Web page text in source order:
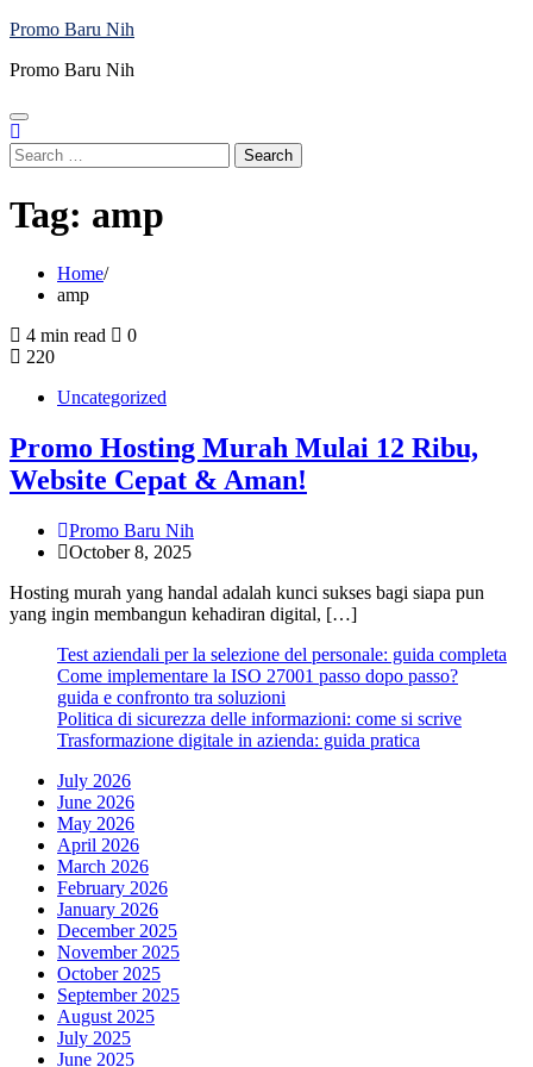
Skip
content
Promo Baru Nih
Promo Baru Nih
Search
for:
Tag: amp
Home
amp
4 min read
0
220
Uncategorized
Promo Hosting Murah Mulai 12 Ribu,
Website Cepat & Aman!
Promo Baru Nih
October 8, 2025
Hosting murah yang handal adalah kunci sukses bagi siapa pun
yang ingin membangun kehadiran digital, […]
Test aziendali per la selezione del personale: guida completa
Come implementare la ISO 27001 passo dopo passo?
guida e confronto tra soluzioni
Politica di sicurezza delle informazioni: come si scrive
Trasformazione digitale in azienda: guida pratica
July 2026
June 2026
May 2026
April 2026
March 2026
February 2026
January 2026
December 2025
November 2025
October 2025
September 2025
August 2025
July 2025
June 2025